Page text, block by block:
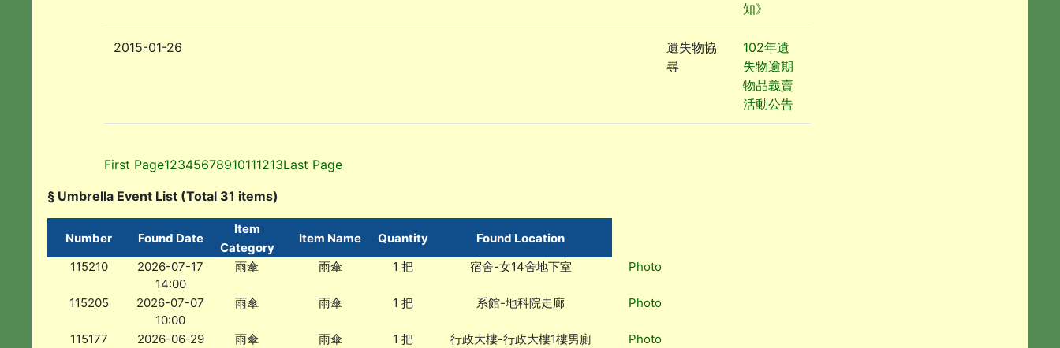
知》
2015-01-26
遺失物協
尋
102年遺
失物逾期
物品義賣
活動公告
First Page12345678910111213Last Page
§ Umbrella Event List (Total 31 items)
Number Found Date
Item
Category
Item Name Quantity
Found Location
115210
2026-07-17
14:00
雨傘 雨傘 1 把 宿舍-女14舍地下室 Photo
115205
2026-07-07
10:00
雨傘 雨傘 1 把 系館-地科院走廊 Photo
115177
2026-06-29
雨傘 雨傘 1 把 行政大樓-行政大樓1樓男廁 Photo